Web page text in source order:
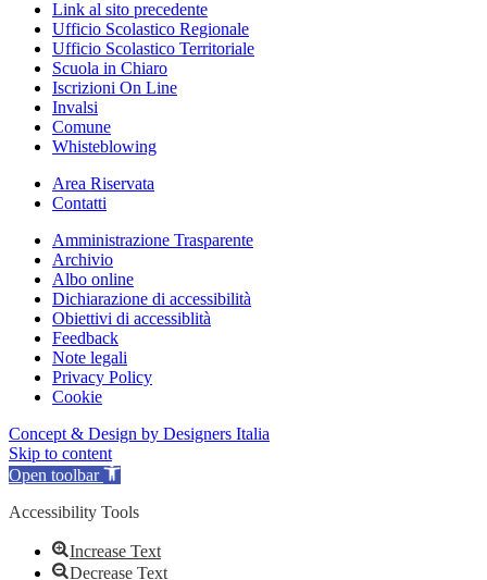
Link al sito precedente
Ufficio Scolastico Regionale
Ufficio Scolastico Territoriale
Scuola in Chiaro
Iscrizioni On Line
Invalsi
Comune
Whisteblowing
Area Riservata
Contatti
Amministrazione Trasparente
Archivio
Albo online
Dichiarazione di accessibilità
Obiettivi di accessiblità
Feedback
Note legali
Privacy Policy
Cookie
Concept & Design by Designers Italia
Skip to content
Open toolbar
Accessibility Tools
Increase Text
Decrease Text